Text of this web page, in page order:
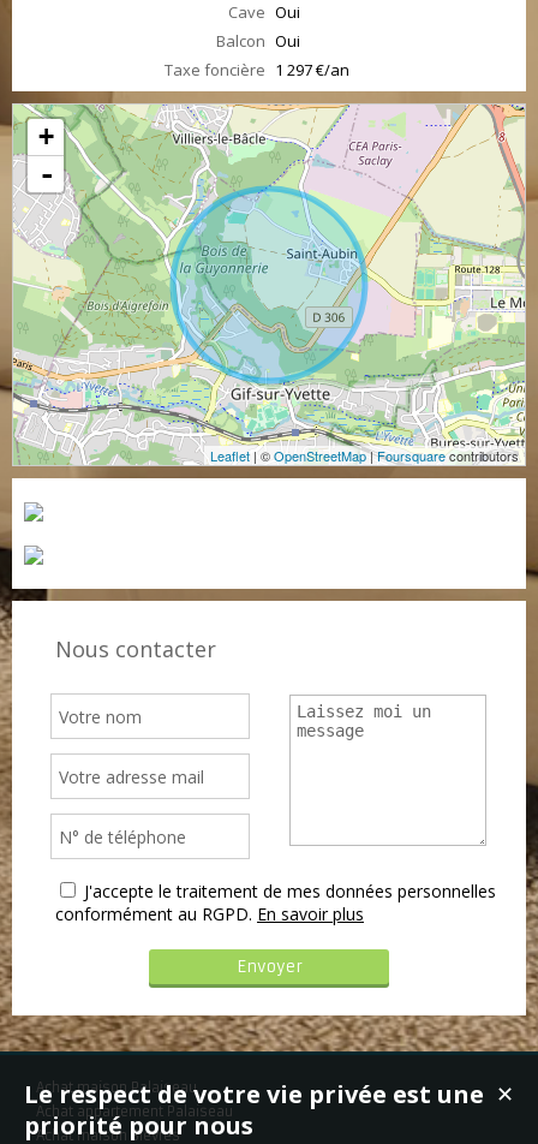
Cave Oui
Balcon Oui
Taxe foncière 1 297 €/an
+
-
Leaflet | ©OpenStreetMap|Foursquarecontributors
Nous contacter
J'accepte le traitement de mes données personnelles
conformément au RGPD. En savoir plus
Achat maison Palaiseau
Achat appartement Palaiseau
Achat maison Bièvres
✕
Le respect de votre vie privée est une
priorité pour nous